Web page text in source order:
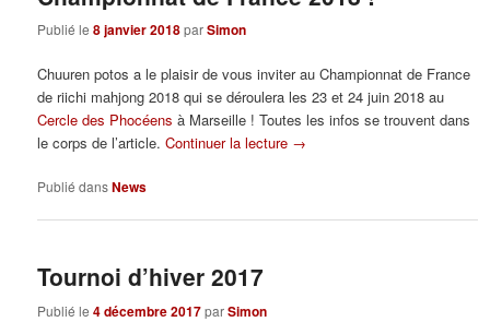
Publié le8 janvier 2018parSimon
Chuuren potos a le plaisir de vous inviter au Championnat de France
de riichi mahjong 2018 qui se déroulera les 23 et 24 juin 2018 au
Cercle des Phocéens à Marseille ! Toutes les infos se trouvent dans
le corps de l’article.Continuer la lecture →
Publié dansNews
Tournoi d’hiver 2017
Publié le4 décembre 2017parSimon